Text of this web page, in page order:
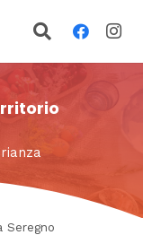
Seregno